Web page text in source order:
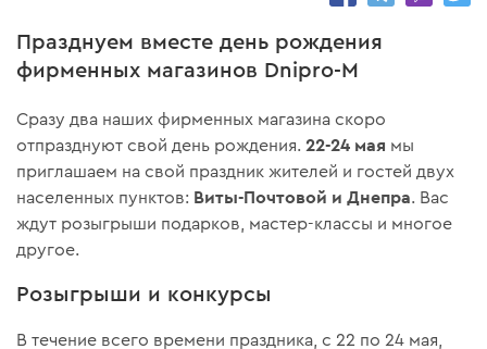
Празднуем вместе день рождения
фирменных магазинов Dnipro-M
Сразу два наших фирменных магазина скоро
отпразднуют свой день рождения.22-24 мая мы
приглашаем на свой праздник жителей и гостей двух
населенных пунктов: Виты-Почтовой и Днепра. Вас
ждут розыгрыши подарков, мастер-классы и многое
другое.
Розыгрыши и конкурсы
В течение всего времени праздника, с 22 по 24 мая,